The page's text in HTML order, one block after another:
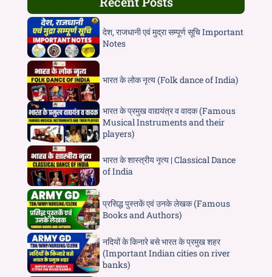
देश, राजधानी एवं मुद्रा सम्पूर्ण सूचि Important
Notes
भारत के लोक नृत्य (Folk dance of India)
भारत के प्रमुख वाद्ययंत्र व वादक (Famous
Musical Instruments and their
players)
भारत के शास्त्रीय नृत्य | Classical Dance
of India
प्रसिद्ध पुस्तकें एवं उनके लेखक (Famous
Books and Authors)
नदियों के किनारे बसे भारत के प्रमुख शहर
(Important Indian cities on river
banks)